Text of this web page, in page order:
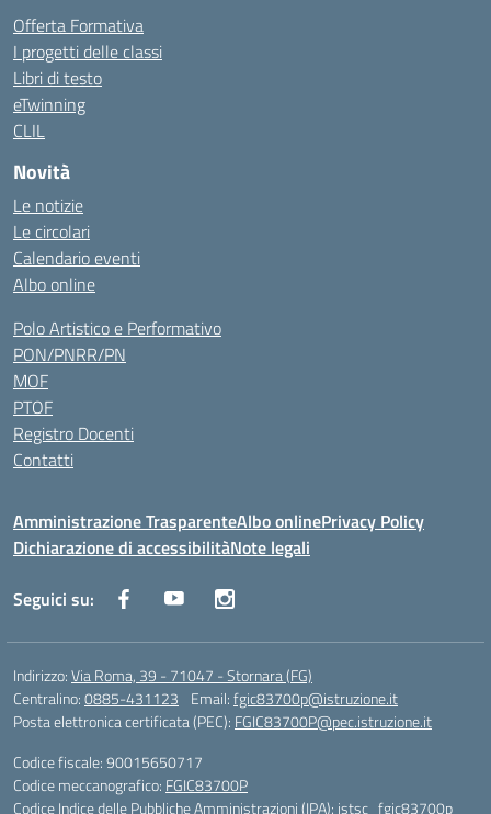
Offerta Formativa
I progetti delle classi
Libri di testo
eTwinning
CLIL
Novità
Le notizie
Le circolari
Calendario eventi
Albo online
Polo Artistico e Performativo
PON/PNRR/PN
MOF
PTOF
Registro Docenti
Contatti
Amministrazione TrasparenteAlbo onlinePrivacy Policy
Dichiarazione di accessibilitàNote legali
Seguici su:
Indirizzo:Via Roma, 39 - 71047 - Stornara (FG)
Centralino:0885-431123 Email:fgic83700p@istruzione.it
Posta elettronica certificata (PEC): FGIC83700P@pec.istruzione.it
Codice fiscale: 90015650717
Codice meccanografico: FGIC83700P
Codice Indice delle Pubbliche Amministrazioni (IPA): istsc_fgic83700p